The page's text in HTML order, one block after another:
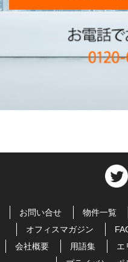
お問い合せ 物件一覧
オフィスマガジン
会社概要
用語集 エ